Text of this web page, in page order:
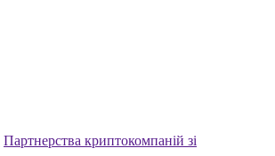
Партнерства криптокомпаній зі